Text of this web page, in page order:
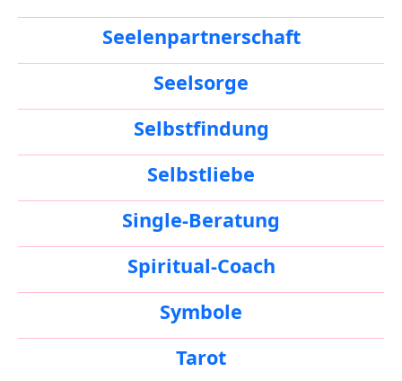
Seelenpartnerschaft
Seelsorge
Selbstfindung
Selbstliebe
Single-Beratung
Spiritual-Coach
Symbole
Tarot